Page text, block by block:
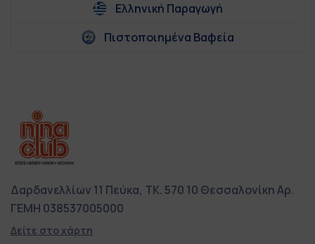
Ελληνική Παραγωγή
Πιστοποιημένα Βαφεία
Δαρδανελλίων 11 Πεύκα, ΤΚ. 570 10 ΘεσσαλονίκηΑρ.
ΓΕΜΗ 038537005000
Δείτε στο χάρτη